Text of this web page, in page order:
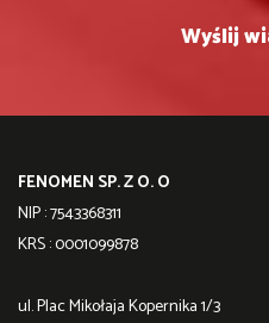
FENOMEN SP. Z O. O
NIP : 7543368311
KRS : 0001099878
ul. Plac Mikołaja Kopernika 1/3